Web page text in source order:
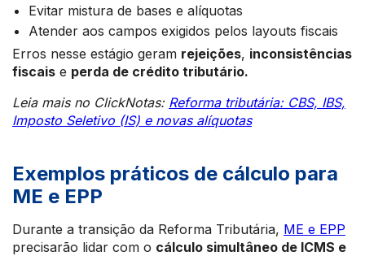
Evitar mistura de bases e alíquotas
Atender aos campos exigidos pelos layouts fiscais
Erros nesse estágio geram rejeições, inconsistências
fiscais e perda de crédito tributário.
Leia mais no ClickNotas: Reforma tributária: CBS, IBS,
Imposto Seletivo (IS) e novas alíquotas
Exemplos práticos de cálculo para
ME e EPP
Durante a transição da Reforma Tributária, ME e EPP
precisarão lidar com o cálculo simultâneo de ICMS e